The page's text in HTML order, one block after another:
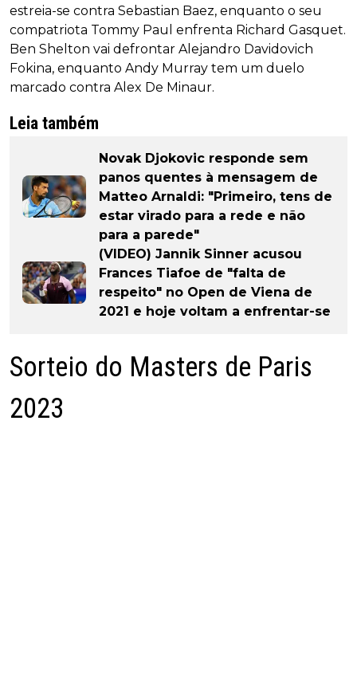
estreia-se contra Sebastian Baez, enquanto o seu
compatriota Tommy Paul enfrenta Richard Gasquet.
Ben Shelton vai defrontar Alejandro Davidovich
Fokina, enquanto Andy Murray tem um duelo
marcado contra Alex De Minaur.
Leia também
Novak Djokovic responde sem
panos quentes à mensagem de
Matteo Arnaldi: "Primeiro, tens de
estar virado para a rede e não
para a parede"
(VIDEO) Jannik Sinner acusou
Frances Tiafoe de "falta de
respeito" no Open de Viena de
2021 e hoje voltam a enfrentar-se
Sorteio do Masters de Paris
2023